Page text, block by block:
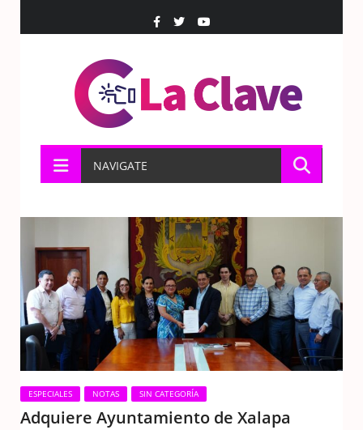
NAVIGATE
ESPECIALES NOTAS SIN CATEGORÍA
Adquiere Ayuntamiento de Xalapa